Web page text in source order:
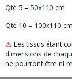
Qté 5 = 50x110 cm
Qté 10 = 100x110 cm
⚠ Les tissus étant
dimensions de
ne pourront être ni